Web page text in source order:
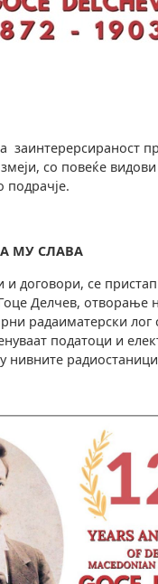
заинтерерсираност
со повеќе
подрачје.
МУ СЛАВА
договори, се
Делчев, отворање
радаиматерски лог
податоци и
нивните